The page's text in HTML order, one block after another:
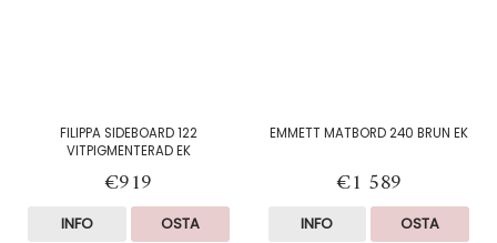
FILIPPA SIDEBOARD 122
VITPIGMENTERAD EK
€919
INFO OSTA
EMMETT MATBORD 240 BRUN EK
€1 589
INFO OSTA